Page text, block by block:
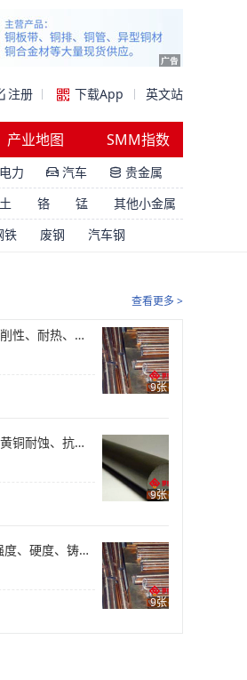
注册 下载App 英文站
产业地图 SMM指数
电力  汽车  贵金属
铬 锰
其他小金属
铁 废钢 汽车钢
查看更多 >
ZCuZn40Pb2铸造铅黄铜切削性、耐热、阀体库存
9张
ZCuZn40Mn3Fe1铸造锰铁黄铜耐蚀、抗拉、重型件
9张
ZCuZn40Mn2铸造锰黄铜强度、硬度、铸件供应
9张